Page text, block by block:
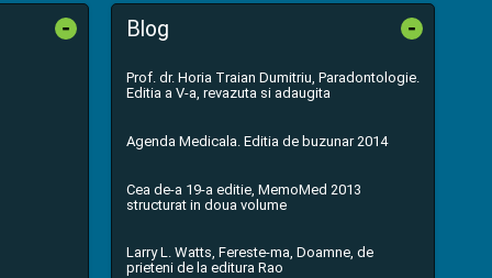
- Blog -
Prof. dr. Horia Traian Dumitriu, Paradontologie.
Editia a V-a, revazuta si adaugita
Agenda Medicala. Editia de buzunar 2014
Cea de-a 19-a editie, MemoMed 2013
structurat in doua volume
Larry L. Watts, Fereste-ma, Doamne, de
prieteni de la editura Rao